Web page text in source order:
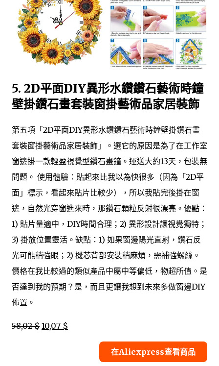
5. 2D平面DIY異形水鑽鑽石藝術時鐘
壁掛鑽石畫套裝窗掛藝術品家居裝飾
第五項「2D平面DIY異形水鑽鑽石藝術時鐘壁掛鑽石畫
套裝窗掛藝術品家居裝飾」。選它的原因是為了在工作室
窗邊掛一款輕盈視覺型鑽石畫鐘。運送大約13天，包裝無
問題。 使用體驗：貼起來比我以為快很多（因為「2D平
面」標示，看起來貼片比較少），所以我貼完後掛在窗
邊，自然光穿窗進來時，那鑽石顆粒反射很漂亮。優點：
1) 貼片量適中，DIY時間合理；2) 異形設計讓視覺獨特；
3) 掛放位置靈活。缺點：1) 如果窗邊陽光直射，鑽石反
光可能稍強眼；2) 機芯背部安裝稍麻煩，需補強螺絲。
價格在我比較過的類似產品中屬中等偏低，物超所值。是
否達到我的預期？是，而且更讓我想到未來多做窗邊DIY
佈置。
58,02 $ 10,07 $
在Aliexpress查看商品